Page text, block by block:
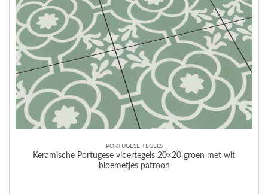
PORTUGESE TEGELS
Keramische Portugese vloertegels 20×20 groen met wit
bloemetjes patroon